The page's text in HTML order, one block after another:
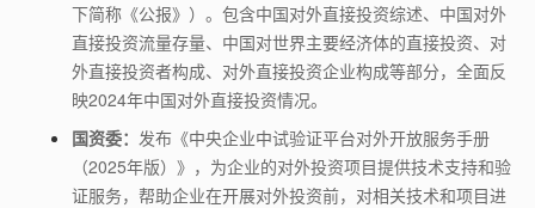
下简称《公报》）。包含中国对外直接投资综述、中国对外
直接投资流量存量、中国对世界主要经济体的直接投资、对
外直接投资者构成、对外直接投资企业构成等部分，全面反
映2024年中国对外直接投资情况。
国资委： 发布《中央企业中试验证平台对外开放服务手册
（2025年版）》，为企业的对外投资项目提供技术支持和验
证服务，帮助企业在开展对外投资前，对相关技术和项目进